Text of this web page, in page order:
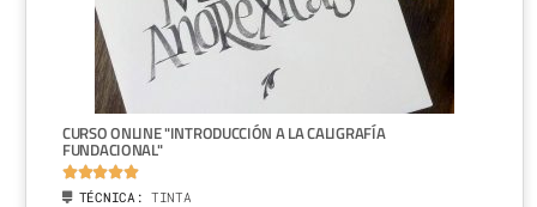
CURSO ONLINE "INTRODUCCIÓN A LA CALIGRAFÍA
FUNDACIONAL"

TÉCNICA:TINTA